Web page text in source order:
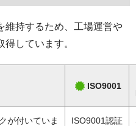
維持するため、工場運営や
しています。
ISO9001
が付いていま
ISO9001認証